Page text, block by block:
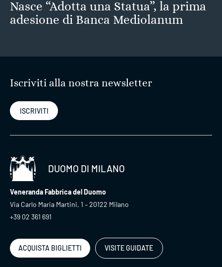
Nasce “Adotta una Statua”, la prima
adesione di Banca Mediolanum
Iscriviti alla nostra newsletter
ISCRIVITI
DUOMO DI MILANO
Veneranda Fabbrica del Duomo
Via Carlo Maria Martini, 1 – 20122 Milano
+39 02 361 691
ACQUISTA BIGLIETTI VISITE GUIDATE